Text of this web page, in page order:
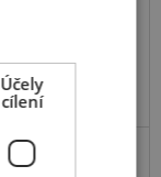
Účely
cílení